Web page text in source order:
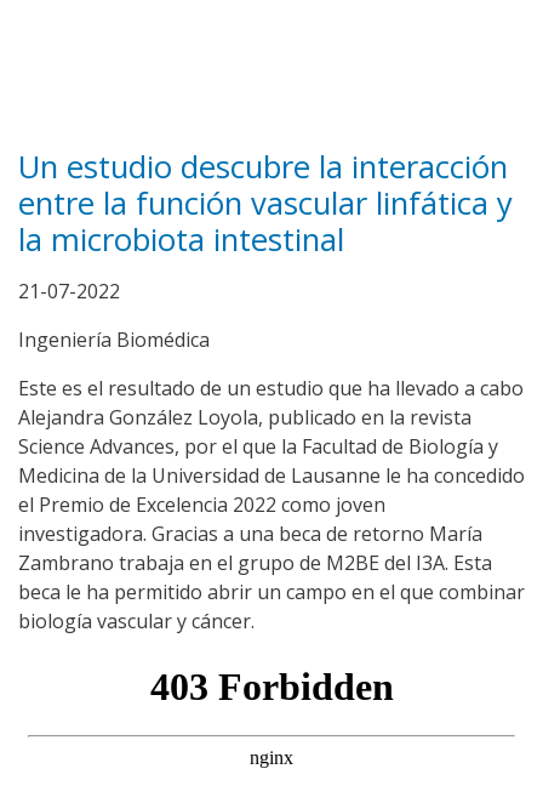
Un estudio descubre la interacción
entre la función vascular linfática y
la microbiota intestinal
21-07-2022
Ingeniería Biomédica
Este es el resultado de un estudio que ha llevado a cabo
Alejandra González Loyola, publicado en la revista
Science Advances, por el que la Facultad de Biología y
Medicina de la Universidad de Lausanne le ha concedido
el Premio de Excelencia 2022 como joven
investigadora. Gracias a una beca de retorno María
Zambrano trabaja en el grupo de M2BE del I3A. Esta
beca le ha permitido abrir un campo en el que combinar
biología vascular y cáncer.